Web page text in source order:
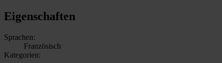
Eigenschaften
Sprachen:
Französisch
Kategorien: